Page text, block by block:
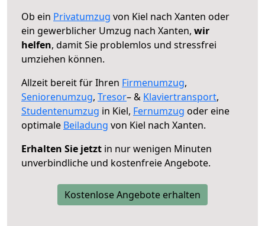
Ob ein Privatumzug von Kiel nach Xanten oder
ein gewerblicher Umzug nach Xanten, wir
helfen, damit Sie problemlos und stressfrei
umziehen können.
Allzeit bereit für Ihren Firmenumzug,
Seniorenumzug, Tresor– & Klaviertransport,
Studentenumzug in Kiel, Fernumzug oder eine
optimale Beiladung von Kiel nach Xanten.
Erhalten Sie jetzt in nur wenigen Minuten
unverbindliche und kostenfreie Angebote.
Kostenlose Angebote erhalten